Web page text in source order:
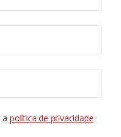
apolítica de privacidade